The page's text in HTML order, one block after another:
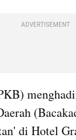
ADVERTISEMENT
di Hotel